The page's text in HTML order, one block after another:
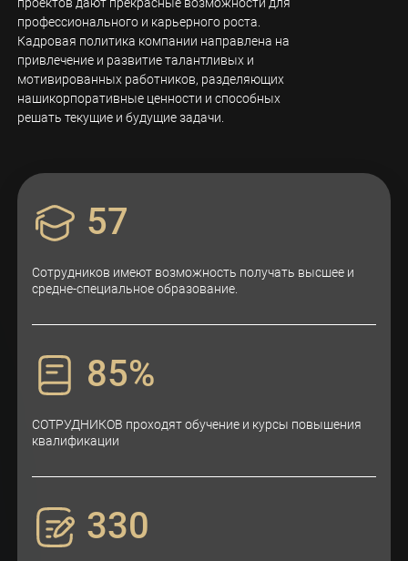
профессионального и карьерного роста.
Кадровая политика компании направлена на
привлечение и развитие талантливых и
мотивированных работников, разделяющих
нашикорпоративные ценности и способных
решать текущие и будущие задачи.
57
Сотрудников имеют возможность получать высшее и
средне-специальное образование.
85%
СОТРУДНИКОВ проходят обучение и курсы повышения
квалификации
330